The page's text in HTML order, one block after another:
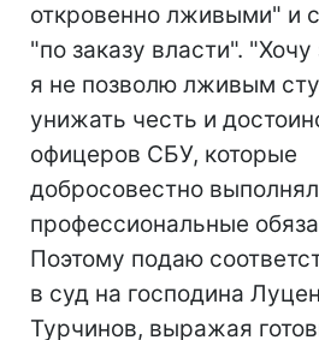
откровенно лживыми" и
"по заказу власти". "Хочу
я не позволю лживым
унижать честь и
офицеров СБУ, которые
добросовестно
профессиональные
Поэтому подаю
в суд на господина
Турчинов, выражая